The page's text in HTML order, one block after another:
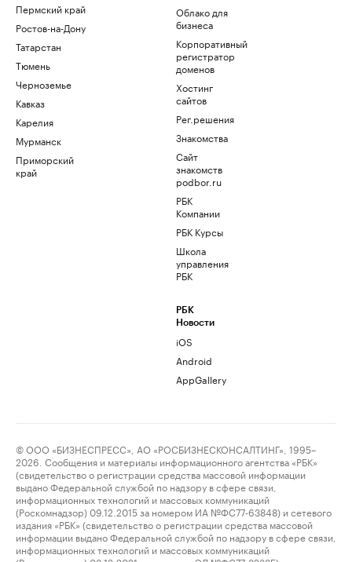
Пермский край
Ростов-на-Дону
Татарстан
Тюмень
Черноземье
Кавказ
Карелия
Мурманск
Приморский
край
Облако для
бизнеса
Корпоративный
регистратор
доменов
Хостинг
сайтов
Рег.решения
Знакомства
Сайт
знакомств
podbor.ru
РБК
Компании
РБК Курсы
Школа
управления
РБК
РБК
Новости
iOS
Android
AppGallery
© ООО «БИЗНЕСПРЕСС», АО «РОСБИЗНЕСКОНСАЛТИНГ», 1995–
2026. Сообщения и материалы информационного агентства «РБК»
(свидетельство о регистрации средства массовой информации
выдано Федеральной службой по надзору в сфере связи,
информационных технологий и массовых коммуникаций
(Роскомнадзор) 09.12.2015 за номером ИА №ФС77-63848) и сетевого
издания «РБК» (свидетельство о регистрации средства массовой
информации выдано Федеральной службой по надзору в сфере связи,
информационных технологий и массовых коммуникаций